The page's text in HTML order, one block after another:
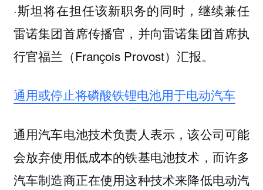
·斯坦将在担任该新职务的同时，继续兼任
雷诺集团首席传播官，并向雷诺集团首席执
行官福兰（François Provost）汇报。
通用或停止将磷酸铁锂电池用于电动汽车
通用汽车电池技术负责人表示，该公司可能
会放弃使用低成本的铁基电池技术，而许多
汽车制造商正在使用这种技术来降低电动汽